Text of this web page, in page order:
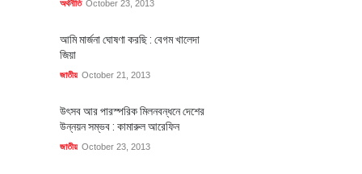
অর্থনীতি October 23, 2013
আমি মার্জনা ঘোষণা করছি : বেগম খালেদা
জিয়া
জাতীয় October 21, 2013
উৎসব আর পারস্পরিক মিলনবন্ধনে দেশের
উন্নয়ন সম্ভব : কামারুল আরেফিন
জাতীয় October 23, 2013